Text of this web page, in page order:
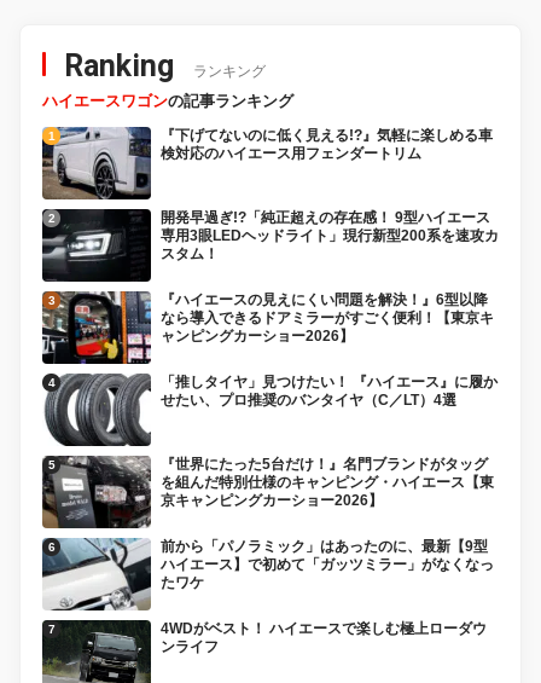
Ranking ランキング
ハイエースワゴンの記事ランキング
『下げてないのに低く見える!?』気軽に楽しめる車
検対応のハイエース用フェンダートリム
開発早過ぎ!?「純正超えの存在感！ 9型ハイエース
専用3眼LEDヘッドライト」現行新型200系を速攻カ
スタム！
『ハイエースの見えにくい問題を解決！』6型以降
なら導入できるドアミラーがすごく便利！【東京キ
ャンピングカーショー2026】
「推しタイヤ」見つけたい！ 『ハイエース』に履か
せたい、プロ推奨のバンタイヤ（C／LT）4選
『世界にたった5台だけ！』名門ブランドがタッグ
を組んだ特別仕様のキャンピング・ハイエース【東
京キャンピングカーショー2026】
前から「パノラミック」はあったのに、最新【9型
ハイエース】で初めて「ガッツミラー」がなくなっ
たワケ
4WDがベスト！ ハイエースで楽しむ極上ローダウ
ンライフ